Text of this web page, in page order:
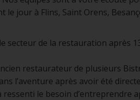
le jour à Flins, Saint Orens,
secteur de la restauration après
restaurateur de plusieurs
l’aventure après avoir été
ressenti le besoin d’entreprendre